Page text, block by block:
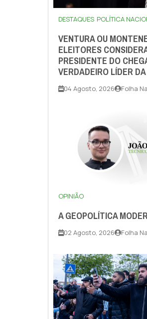
DESTAQUES POLÍTICA
VENTURA OU
ELEITORES
PRESIDENTE DO
VERDADEIRO LÍDER
04 Agosto, 2026 Folha
OPINIÃO
A GEOPOLÍTICA
02 Agosto, 2026 Folha